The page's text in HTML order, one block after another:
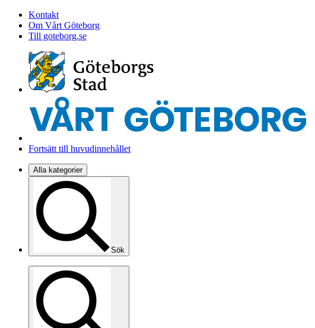
Kontakt
Om Vårt Göteborg
Till goteborg.se
Fortsätt till huvudinnehållet
Alla kategorier
Sök